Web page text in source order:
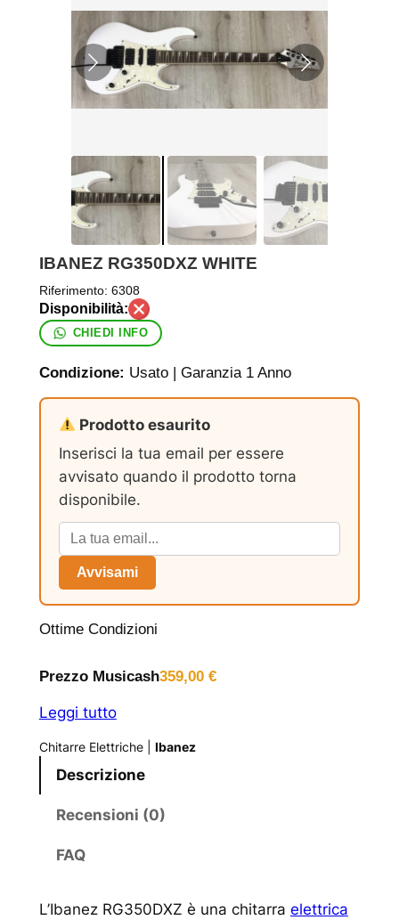
IBANEZ RG350DXZ WHITE
Riferimento: 6308
CHIEDI INFO
Condizione: Usato | Garanzia 1 Anno
Prodotto esaurito
Inserisci la tua email per essere
avvisato quando il prodotto torna
disponibile.
Avvisami
Ottime Condizioni
Prezzo Musicash359,00 €
Leggi tutto
Chitarre Elettriche| Ibanez
Descrizione
Recensioni (0)
FAQ
L’Ibanez RG350DXZ è una chitarra elettrica